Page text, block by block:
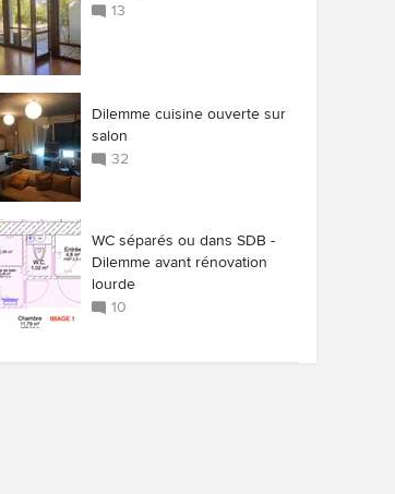
13
Dilemme cuisine ouverte sur
salon
32
WC séparés ou dans SDB -
Dilemme avant rénovation
lourde
10